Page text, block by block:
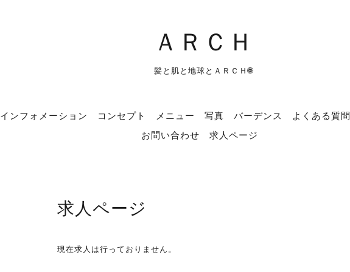
ＡＲＣＨ
髪と肌と地球とＡＲＣＨ🌐
インフォメーション コンセプト メニュー 写真 バーデンス よくある質問
お問い合わせ
求人ページ
求人ページ
現在求人は行っておりません。